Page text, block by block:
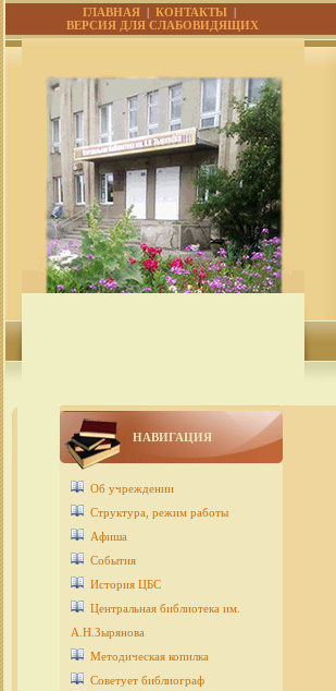
ГЛАВНАЯ |КОНТАКТЫ |
ВЕРСИЯ ДЛЯ СЛАБОВИДЯЩИХ
НАВИГАЦИЯ
Об учреждении
Структура, режим работы
Афиша
События
История ЦБС
Центральная библиотека им.
А.Н.Зырянова
Методическая копилка
Советует библиограф